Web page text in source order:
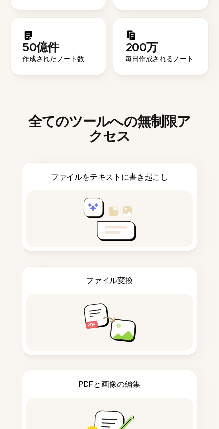
50億件
作成されたノート数
200万
毎日作成されるノート
全てのツールへの無制限ア
クセス
ファイルをテキストに書き起こし
ファイル変換
PDFと画像の編集